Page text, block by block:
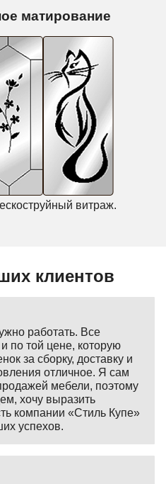
матирование
витраж.
клиентов
работать. Все
по той цене, которую
за сборку, доставку и
отличное. Я сам
мебели, поэтому
хочу выразить
компании «Стиль Купе»
успехов.